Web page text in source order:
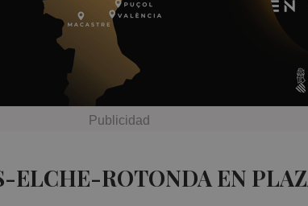
ELCHE-ROTONDA EN